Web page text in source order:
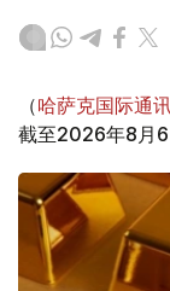
（哈萨克国际通
截至2026年8月6